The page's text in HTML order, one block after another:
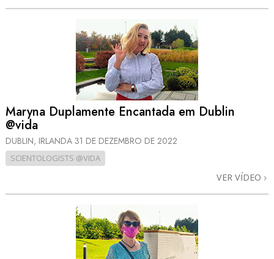
Maryna Duplamente Encantada em Dublin
@vida
DUBLIN, IRLANDA 31 DE DEZEMBRO DE 2022
SCIENTOLOGISTS @VIDA
VER VÍDEO